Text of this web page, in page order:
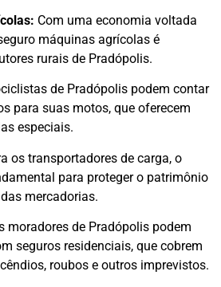
Com uma economia voltada
máquinas agrícolas é
rurais de Pradópolis.
de Pradópolis podem contar
para suas motos, que oferecem
especiais.
os transportadores de carga, o
para proteger o patrimônio
mercadorias.
moradores de Pradópolis podem
seguros residenciais, que cobrem
roubos e outros imprevistos.